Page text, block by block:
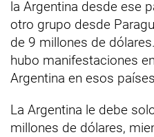
la Argentina desde ese
otro grupo desde
de 9 millones de
hubo manifestaciones
Argentina en esos
La Argentina le debe
millones de dólares,